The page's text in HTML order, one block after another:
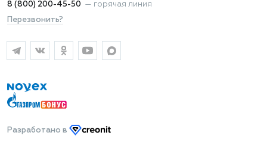
8 (800) 200-45-50 — горячая линия
Перезвонить?
Разработано в